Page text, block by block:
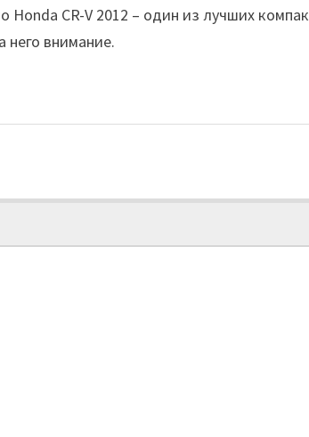
Honda CR-V 2012 – один из лучших
него внимание.